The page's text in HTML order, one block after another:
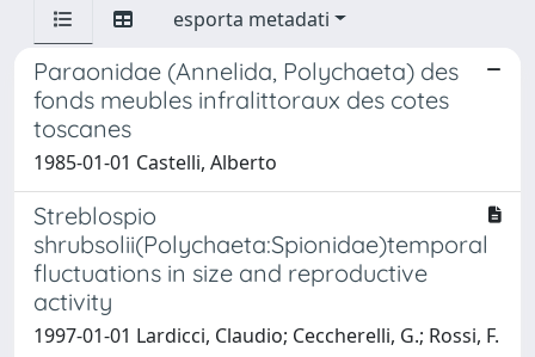
esporta metadati
Paraonidae (Annelida, Polychaeta) des
fonds meubles infralittoraux des cotes
toscanes
1985-01-01 Castelli, Alberto
Streblospio
shrubsolii(Polychaeta:Spionidae)temporal
fluctuations in size and reproductive
activity
1997-01-01 Lardicci, Claudio; Ceccherelli, G.; Rossi, F.